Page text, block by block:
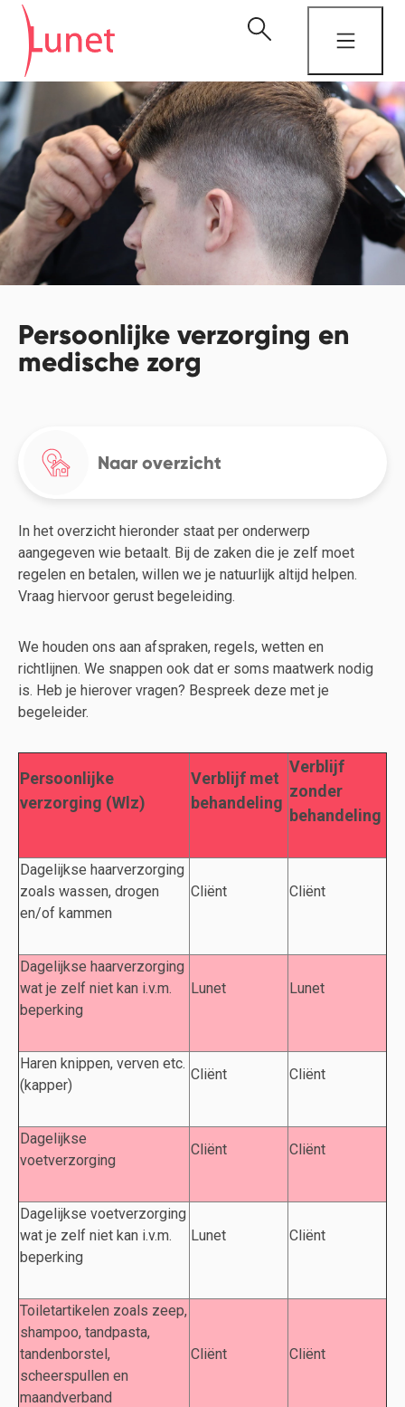
Persoonlijke verzorging en
medische zorg
Naar overzicht
In het overzicht hieronder staat per onderwerp
aangegeven wie betaalt. Bij de zaken die je zelf moet
regelen en betalen, willen we je natuurlijk altijd helpen.
Vraag hiervoor gerust begeleiding.
We houden ons aan afspraken, regels, wetten en
richtlijnen. We snappen ook dat er soms maatwerk nodig
is. Heb je hierover vragen? Bespreek deze met je
begeleider.
Persoonlijke
verzorging (Wlz)
Verblijf met
behandeling
Verblijf
zonder
behandeling
Dagelijkse haarverzorging
zoals wassen, drogen
en/of kammen
Cliënt Cliënt
Dagelijkse haarverzorging
wat je zelf niet kan i.v.m.
beperking
Lunet Lunet
Haren knippen, verven etc.
(kapper)
Cliënt Cliënt
Dagelijkse
voetverzorging
Cliënt Cliënt
Dagelijkse voetverzorging
wat je zelf niet kan i.v.m.
beperking
Lunet Cliënt
Toiletartikelen zoals zeep,
shampoo, tandpasta,
tandenborstel,
scheerspullen en
maandverband
Cliënt Cliënt